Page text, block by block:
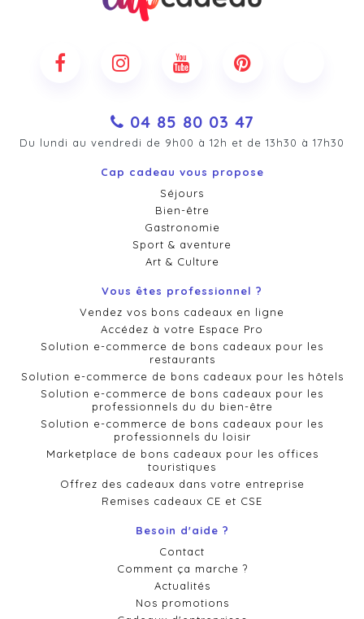
04 85 80 03 47
Du lundi au vendredi de 9h00 à 12h et de 13h30 à 17h30
Cap cadeau vous propose
Séjours
Bien-être
Gastronomie
Sport & aventure
Art & Culture
Vous êtes professionnel ?
Vendez vos bons cadeaux en ligne
Accédez à votre Espace Pro
Solution e-commerce de bons cadeaux pour les
restaurants
Solution e-commerce de bons cadeaux pour les hôtels
Solution e-commerce de bons cadeaux pour les
professionnels du du bien-être
Solution e-commerce de bons cadeaux pour les
professionnels du loisir
Marketplace de bons cadeaux pour les offices
touristiques
Offrez des cadeaux dans votre entreprise
Remises cadeaux CE et CSE
Besoin d'aide ?
Contact
Comment ça marche ?
Actualités
Nos promotions